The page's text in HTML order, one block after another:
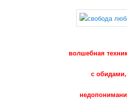
волшебная
с обидами,